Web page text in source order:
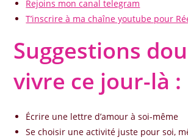
Rejoins mon canal telegram
T’inscrire à ma chaîne youtube pour
Suggestions
vivre ce jour-là :
Écrire une lettre d’amour à soi-même
Se choisir une activité juste pour soi,